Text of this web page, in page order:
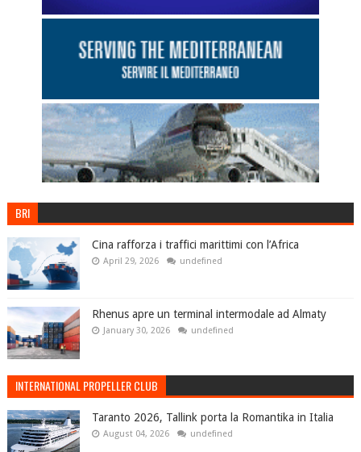
BRI
Cina rafforza i traffici marittimi con l’Africa
April 29, 2026 undefined
Rhenus apre un terminal intermodale ad Almaty
January 30, 2026 undefined
INTERNATIONAL PROPELLER CLUB
Taranto 2026, Tallink porta la Romantika in Italia
August 04, 2026 undefined